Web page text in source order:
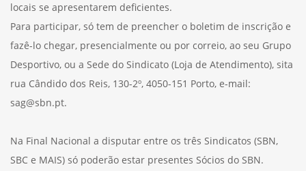
locais se apresentarem deficientes.
Para participar, só tem de preencher o boletim de inscrição e
fazê-lo chegar, presencialmente ou por correio, ao seu Grupo
Desportivo, ou a Sede do Sindicato (Loja de Atendimento), sita
rua Cândido dos Reis, 130-2º, 4050-151 Porto, e-mail:
sag@sbn.pt.
Na Final Nacional a disputar entre os três Sindicatos (SBN,
SBC e MAIS) só poderão estar presentes Sócios do SBN.